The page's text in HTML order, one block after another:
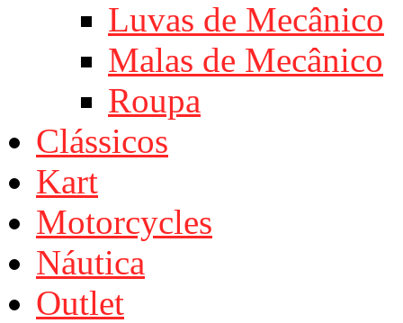
Luvas de Mecânico
Malas de Mecânico
Roupa
Clássicos
Kart
Motorcycles
Náutica
Outlet